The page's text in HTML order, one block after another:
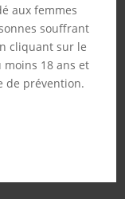
aux femmes
souffrant
cliquant sur le
18 ans et
de prévention.